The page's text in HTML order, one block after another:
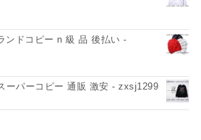
ンドコピー n 級 品 後払い -
ーパーコピー 通販 激安 - zxsj1299